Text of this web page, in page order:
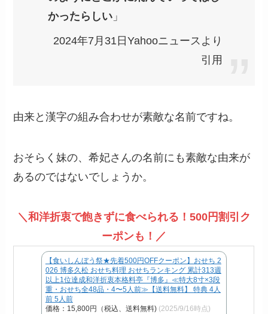
かったらしい 」
2024年7月31日Yahooニュースより
引用
由来と漢字の組み合わせが素敵な名前ですね。
おそらく妹の、希妃さんの名前にも素敵な由来が
あるのではないでしょうか。
＼和洋折衷で飽きずに食べられる！500円割引ク
ーポンも！／
【食いしんぼう祭★先着500円OFFクーポン】おせち 2
026 博多久松 おせち料理 おせちランキング 累計313週
以上1位達成和洋折衷本格料亭『博多』≪特大8寸×3段
重・おせち全48品・4〜5人前≫【送料無料】 特典 4人
前 5人前
価格：15,800円（税込、送料無料) (2025/9/16時点)